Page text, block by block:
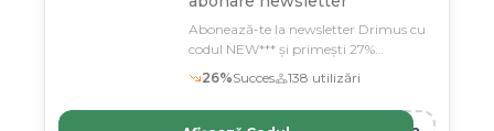
Abonează-te la newsletter Drimus cu
codul NEW*** și primești 27%
reducere la următoarele tale comenzi
26%Succes 138 utilizări